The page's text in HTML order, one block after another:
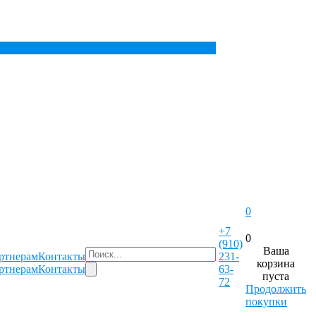
Контакты
Контакты
+7
(910)
231-
63-
72
0
0
Ваша
корзина
пуста
Продолжить
покупки